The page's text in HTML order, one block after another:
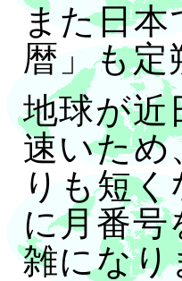
また日
暦」も定
地球が近
速いため
りも短
に月番
雑になり